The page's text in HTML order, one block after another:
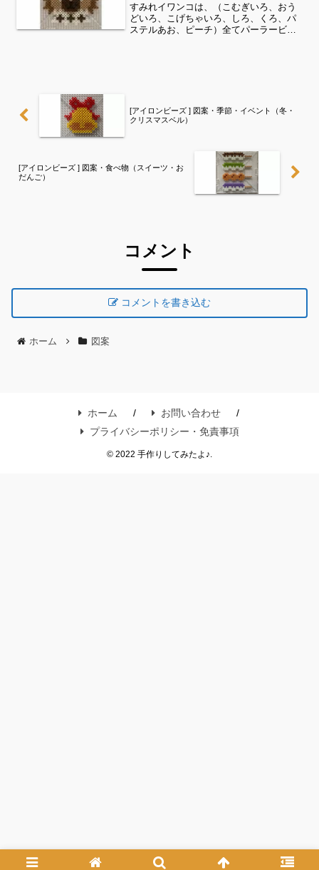
すみれイワンコは、（こむぎいろ、おう
どいろ、こげちゃいろ、しろ、くろ、パ
ステルあお、ピーチ）全てパーラービー
[アイロンビーズ ] 図案・季節・イベント（冬・
クリスマスベル）
[アイロンビーズ ] 図案・食べ物（スイーツ・お
だんご）
コメント
コメントを書き込む
ホーム 図案
ホーム
お問い合わせ
プライバシーポリシー・免責事項
© 2022 手作りしてみたよ♪.